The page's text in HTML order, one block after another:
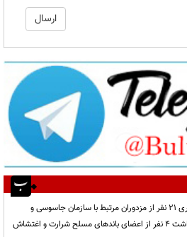
وزارت اطلاعات: شناسایی و دستگیری ۲۱ نفر از مزدوران مرتبط با سازمان جاسوسی و
تروریستی رژیم صهیونیستی و بازداشت ۴ نفر از اعضای باندهای مسلح شرارت و اغتشاش